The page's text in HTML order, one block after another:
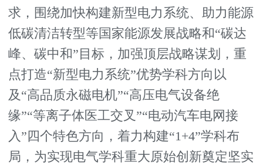
求，围绕加快构建新型电力系统、助力能源
低碳清洁转型等国家能源发展战略和“碳达
峰、碳中和”目标，加强顶层战略谋划，重
点打造“新型电力系统”优势学科方向以
及“高品质永磁电机”“高压电气设备绝
缘”“等离子体医工交叉”“电动汽车电网接
入”四个特色方向，着力构建“1+4”学科布
局，为实现电气学科重大原始创新奠定坚实